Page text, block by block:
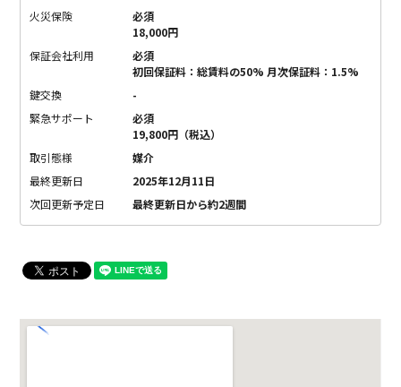
火災保険
必須
18,000円
保証会社利用
必須
初回保証料：総賃料の50% 月次保証料：1.5%
鍵交換
-
緊急サポート
必須
19,800円（税込）
取引態様
媒介
最終更新日
2025年12月11日
次回更新予定日
最終更新日から約2週間